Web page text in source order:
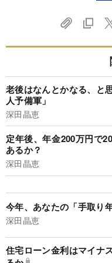
老後はなんとかなる、と
人予備軍」
深田晶恵
定年後、年金200万円で
あるか？
深田晶恵
今年、あなたの「手取り
深田晶恵
住宅ローン金利はマイナ